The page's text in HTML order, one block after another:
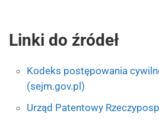
Linki do źródeł
Kodeks postępowania
(sejm.gov.pl)
Urząd Patentowy